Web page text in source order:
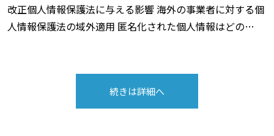
改正個人情報保護法に与える影響 海外の事業者に対する個
人情報保護法の域外適用 匿名化された個人情報はどの…
続きは詳細へ